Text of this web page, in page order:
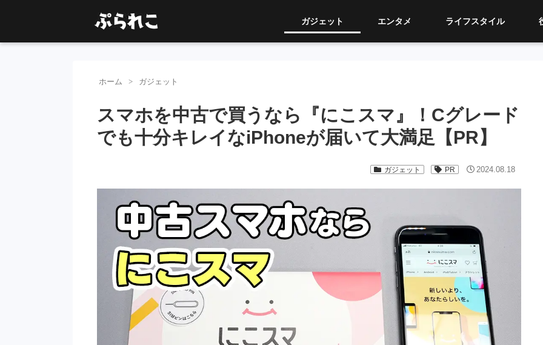
ガジェット エンタメ ライフスタイル
ホーム ガジェット
スマホを中古で買うなら『にこスマ』！Cグレード
でも十分キレイなiPhoneが届いて大満足【PR】
ガジェット PR 2024.08.18